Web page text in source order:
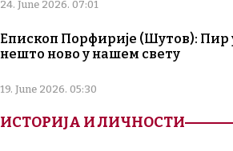
24. June 2026. 07:01
Епископ Порфирије (Шутов): Пир
нешто ново у нашем свету
19. June 2026. 05:30
ИСТОРИЈА И ЛИЧНОСТИ